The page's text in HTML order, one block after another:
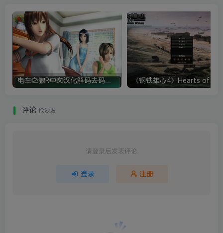
电车之狼R中文汉化解码去码硬盘完整破解版+MOD特典+全CG存档+攻略|修复卡顿
评论 抢沙发
请登录后发表评论
登录 注册